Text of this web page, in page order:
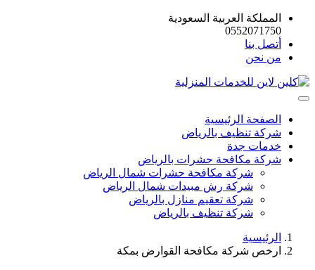
المملكة العربية السعودية
0552071750
أتصل بنا
من نحن
الصفحة الرئيسية
شركة تنظيف بالرياض
خدمات جدة
شركة مكافحة حشرات بالرياض
شركة مكافحة حشرات شمال الرياض
شركة رش مبيدات شمال الرياض
شركة تعقيم منازل بالرياض
شركة تنظيف بالرياض
الرئيسية
ارخص شركة مكافحة القوارض بمكة